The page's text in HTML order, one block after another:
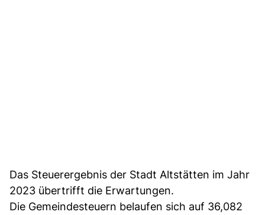
Das Steuerergebnis der Stadt Altstätten im Jahr
2023 übertrifft die Erwartungen.
Die Gemeindesteuern belaufen sich auf 36,082